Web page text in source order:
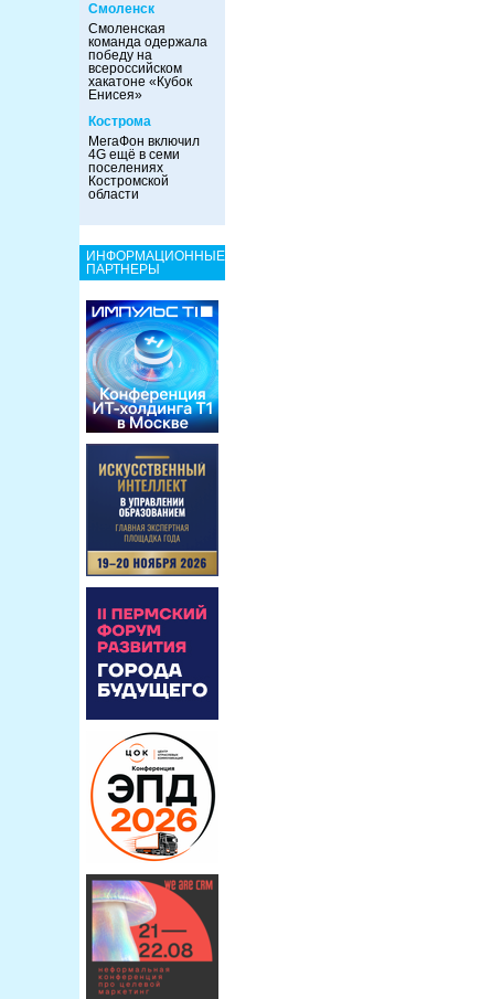
Смоленск
Смоленская
команда одержала
победу на
всероссийском
хакатоне «Кубок
Енисея»
Кострома
МегаФон включил
4G ещё в семи
поселениях
Костромской
области
ИНФОРМАЦИОННЫЕ
ПАРТНЕРЫ